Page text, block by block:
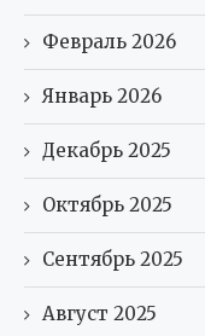
Февраль 2026
Январь 2026
Декабрь 2025
Октябрь 2025
Сентябрь 2025
Август 2025